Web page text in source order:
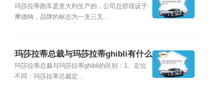
玛莎拉蒂跑车是意大利生产的，公司总部现设于
摩德纳，品牌的标志为一支三叉...
玛莎拉蒂总裁与玛莎拉蒂ghibli有什么
区别？
玛莎拉蒂总裁与玛莎拉蒂ghibli的区别：1、定位
不同：玛莎拉蒂总裁定...